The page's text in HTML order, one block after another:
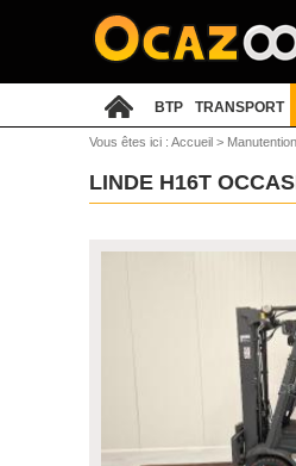
BTP TRANSPORT
Vous êtes ici : Accueil > Manutention
LINDE H16T